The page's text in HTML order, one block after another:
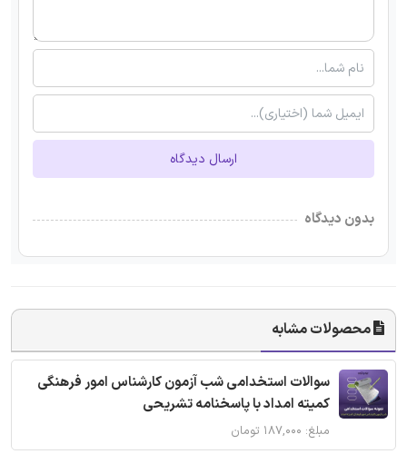
ارسال دیدگاه
بدون دیدگاه
محصولات مشابه
سوالات استخدامی شب آزمون کارشناس امور فرهنگی
کمیته امداد با پاسخنامه تشریحی
مبلغ: ۱۸۷,۰۰۰ تومان